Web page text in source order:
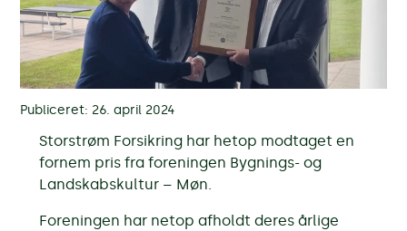
Publiceret: 26. april 2024
Storstrøm Forsikring har hetop modtaget en
fornem pris fra foreningen Bygnings- og
Landskabskultur – Møn.
Foreningen har netop afholdt deres årlige